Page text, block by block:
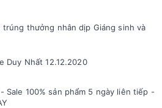
trúng thưởng nhân dịp Giáng sinh và
Duy Nhất 12.12.2020
- Sale 100% sản phẩm 5 ngày liên tiếp -